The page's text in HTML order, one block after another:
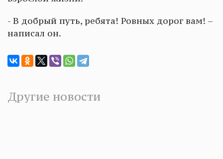
- В добрый путь, ребята! Ровных дорог вам! –
написал он.
Другие новости